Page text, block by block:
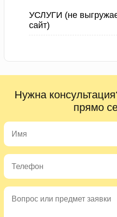
УСЛУГИ (не
сайт)
Нужна
прямо